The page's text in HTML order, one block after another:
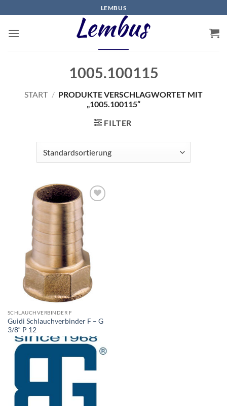
Inhalt
springen
LEMBUS
1005.100115
START / PRODUKTE VERSCHLAGWORTET MIT
„1005.100115“
FILTER
SCHLAUCHVERBINDER F
Guidi Schlauchverbinder F – G
3/8“ P 12